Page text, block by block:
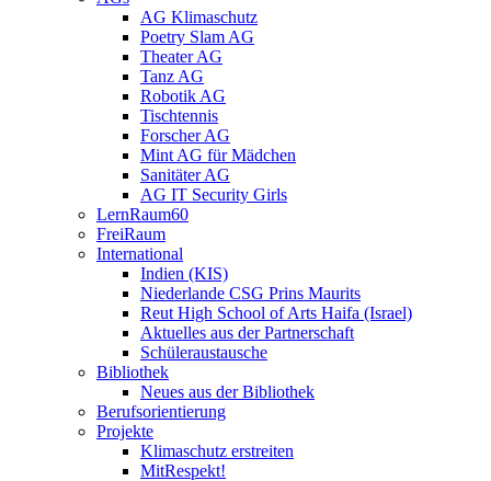
AG Klimaschutz
Poetry Slam AG
Theater AG
Tanz AG
Robotik AG
Tischtennis
Forscher AG
Mint AG für Mädchen
Sanitäter AG
AG IT Security Girls
LernRaum60
FreiRaum
International
Indien (KIS)
Niederlande CSG Prins Maurits
Reut High School of Arts Haifa (Israel)
Aktuelles aus der Partnerschaft
Schüleraustausche
Bibliothek
Neues aus der Bibliothek
Berufsorientierung
Projekte
Klimaschutz erstreiten
MitRespekt!